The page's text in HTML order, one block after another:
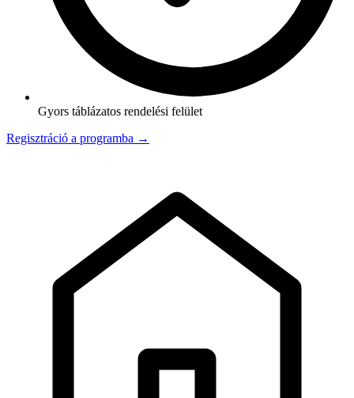
Gyors táblázatos rendelési felület
Regisztráció a programba →